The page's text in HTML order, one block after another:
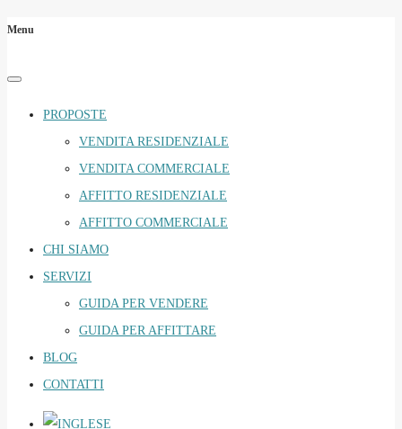
Menu
PROPOSTE
VENDITA RESIDENZIALE
VENDITA COMMERCIALE
AFFITTO RESIDENZIALE
AFFITTO COMMERCIALE
CHI SIAMO
SERVIZI
GUIDA PER VENDERE
GUIDA PER AFFITTARE
BLOG
CONTATTI